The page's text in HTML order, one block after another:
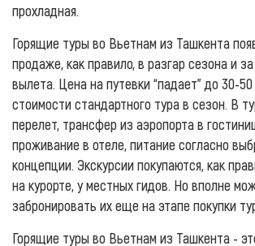
прохладная.
Горящие туры во Вьетнам из Ташкента
продаже, как правило, в разгар сезона и
вылета. Цена на путевки “падает” до 30-
стоимости стандартного тура в сезон. В
перелет, трансфер из аэропорта в
проживание в отеле, питание согласно
концепции. Экскурсии покупаются, как
на курорте, у местных гидов. Но вполне
забронировать их еще на этапе покупки
Горящие туры во Вьетнам из Ташкента -